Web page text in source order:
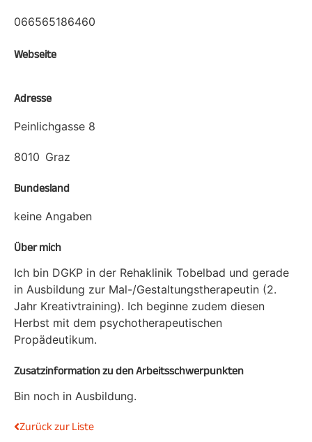
066565186460
Webseite
Adresse
Peinlichgasse 8
8010 Graz
Bundesland
keine Angaben
Über mich
Ich bin DGKP in der Rehaklinik Tobelbad und gerade
in Ausbildung zur Mal-/Gestaltungstherapeutin (2.
Jahr Kreativtraining). Ich beginne zudem diesen
Herbst mit dem psychotherapeutischen
Propädeutikum.
Zusatzinformation zu den Arbeitsschwerpunkten
Bin noch in Ausbildung.
Zurück zur Liste